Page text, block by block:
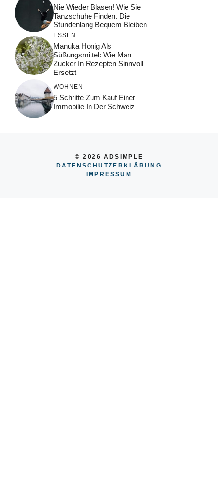
Nie Wieder Blasen! Wie Sie
Tanzschuhe Finden, Die
Stundenlang Bequem Bleiben
ESSEN
Manuka Honig Als
Süßungsmittel: Wie Man
Zucker In Rezepten Sinnvoll
Ersetzt
WOHNEN
5 Schritte Zum Kauf Einer
Immobilie In Der Schweiz
© 2026 ADSIMPLE
DATENSCHUTZERKLÄRUNG
IMPRESSUM